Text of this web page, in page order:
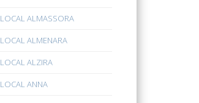
ALMASSORA
ALMENARA
ALZIRA
ANNA